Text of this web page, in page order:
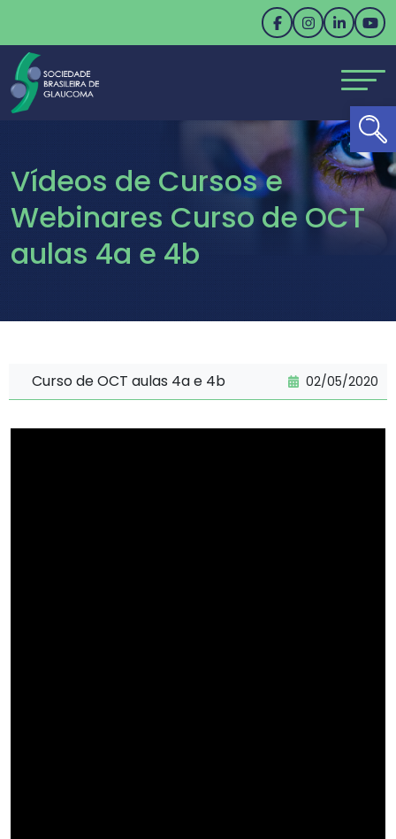
Vídeos de Cursos e
Webinares Curso de OCT
aulas 4a e 4b
Curso de OCT aulas 4a e 4b 02/05/2020